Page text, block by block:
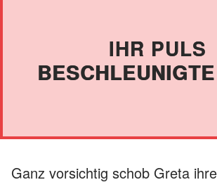
IHR PULS
Ganz vorsichtig schob Greta